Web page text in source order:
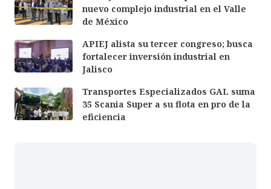
nuevo complejo industrial en el Valle
de México
APIEJ alista su tercer congreso; busca
fortalecer inversión industrial en
Jalisco
Transportes Especializados GAL suma
35 Scania Super a su flota en pro de la
eficiencia